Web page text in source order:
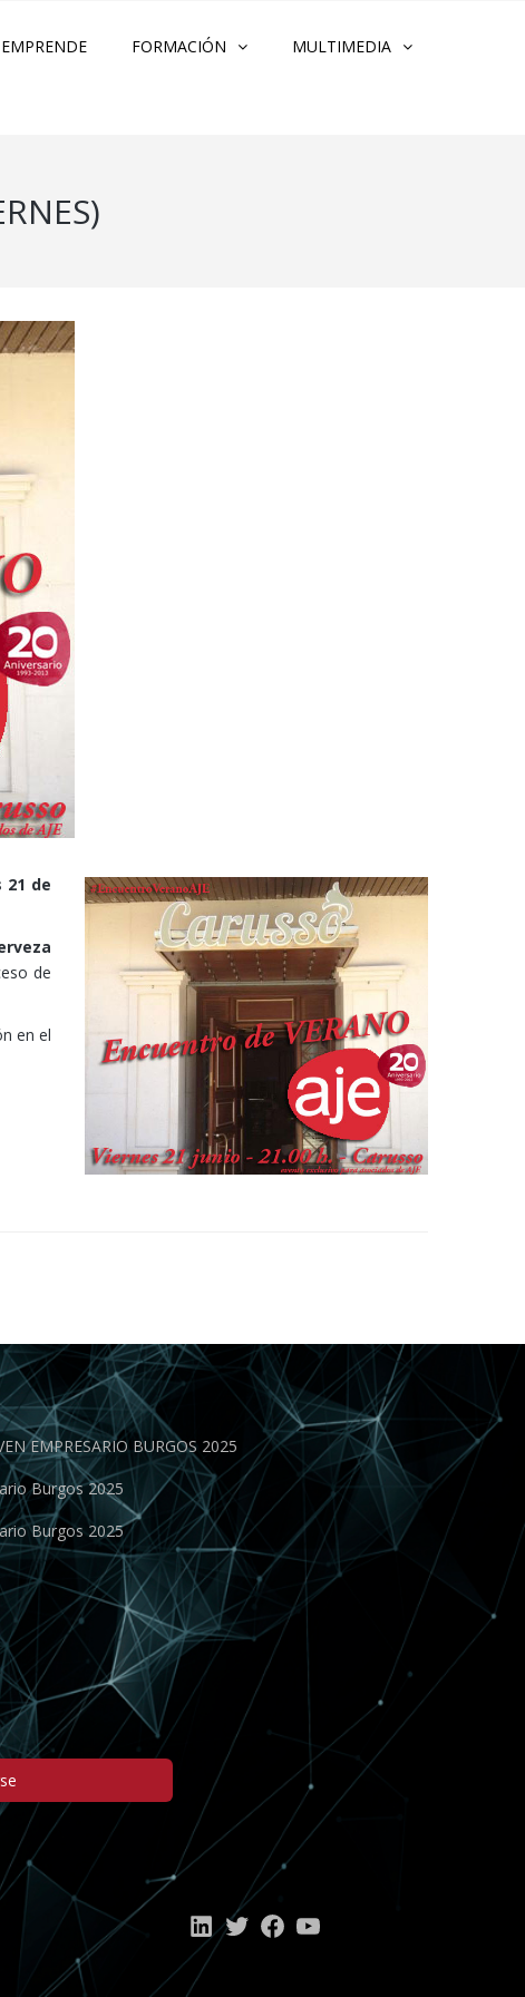
EMPRENDE FORMACIÓN MULTIMEDIA
21 de
de
en el
EMPRESARIO BURGOS 2025
Burgos 2025
Burgos 2025